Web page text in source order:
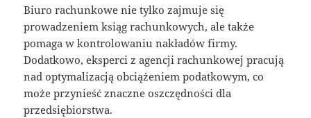
Biuro rachunkowe nie tylko zajmuje się
prowadzeniem ksiąg rachunkowych, ale także
pomaga w kontrolowaniu nakładów firmy.
Dodatkowo, eksperci z agencji rachunkowej pracują
nad optymalizacją obciążeniem podatkowym, co
może przynieść znaczne oszczędności dla
przedsiębiorstwa.